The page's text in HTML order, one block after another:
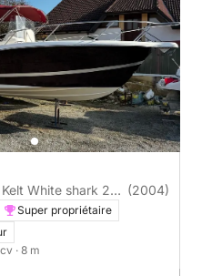
White shark 265 (2004)
Super propriétaire
· 8 m